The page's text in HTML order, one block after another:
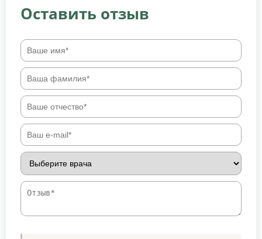
Оставить отзыв